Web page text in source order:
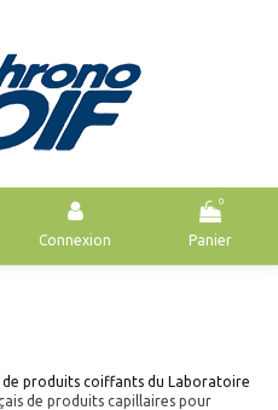
Connexion
0
Panier
produits coiffants du Laboratoire
de produits capillaires pour